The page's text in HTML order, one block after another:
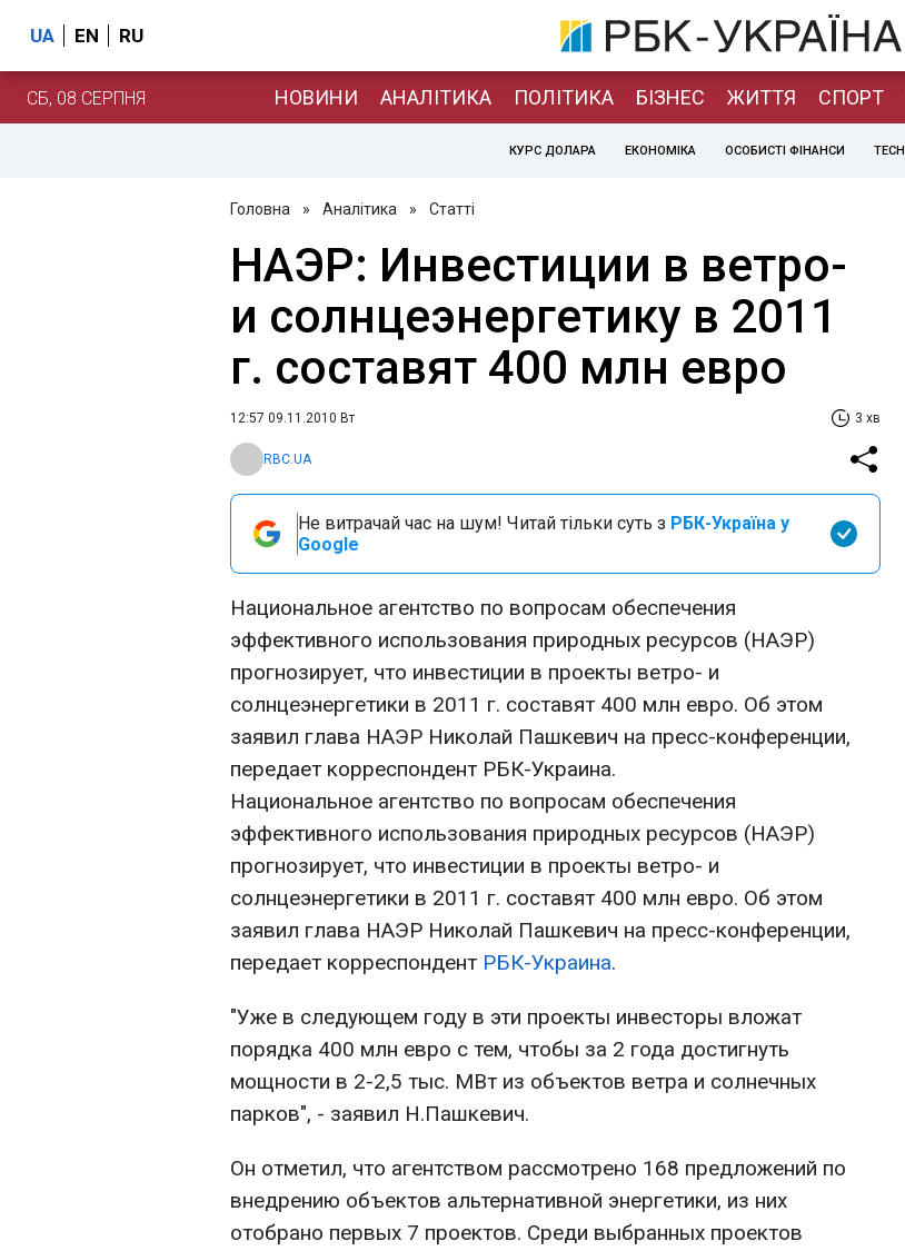
UA EN RU
СБ, 08 СЕРПНЯ НОВИНИ АНАЛІТИКА ПОЛІТИКА БІЗНЕС ЖИТТЯ СПОРТ
КУРС ДОЛАРА ЕКОНОМІКА ОСОБИСТІ ФІНАНСИ TECH
Головна » Аналітика » Статті
НАЭР: Инвестиции в ветро-
и солнцеэнергетику в 2011
г. составят 400 млн евро
12:57 09.11.2010 Вт 3 хв
RBC.UA
Не витрачай час на шум! Читай тільки суть з РБК-Україна у
Google
Национальное агентство по вопросам обеспечения
эффективного использования природных ресурсов (НАЭР)
прогнозирует, что инвестиции в проекты ветро- и
солнцеэнергетики в 2011 г. составят 400 млн евро. Об этом
заявил глава НАЭР Николай Пашкевич на пресс-конференции,
передает корреспондент РБК-Украина.
Национальное агентство по вопросам обеспечения
эффективного использования природных ресурсов (НАЭР)
прогнозирует, что инвестиции в проекты ветро- и
солнцеэнергетики в 2011 г. составят 400 млн евро. Об этом
заявил глава НАЭР Николай Пашкевич на пресс-конференции,
передает корреспондент РБК-Украина.
"Уже в следующем году в эти проекты инвесторы вложат
порядка 400 млн евро с тем, чтобы за 2 года достигнуть
мощности в 2-2,5 тыс. МВт из объектов ветра и солнечных
парков", - заявил Н.Пашкевич.
Он отметил, что агентством рассмотрено 168 предложений по
внедрению объектов альтернативной энергетики, из них
отобрано первых 7 проектов. Среди выбранных проектов